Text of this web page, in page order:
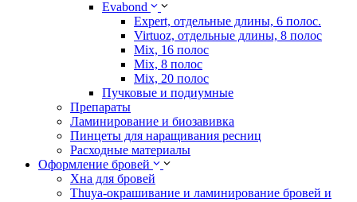
Evabond
Expert, отдельные длины, 6 полос.
Virtuoz, отдельные длины, 8 полос
Mix, 16 полос
Mix, 8 полос
Mix, 20 полос
Пучковые и подиумные
Препараты
Ламинирование и биозавивка
Пинцеты для наращивания ресниц
Расходные материалы
Оформление бровей
Хна для бровей
Thuya-окрашивание и ламинирование бровей и